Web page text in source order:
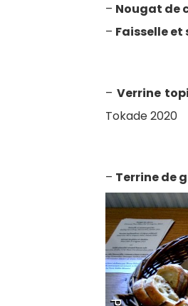
– Nougat de
– Faisselle
–Verrine
Tokade 2020
– Terrine de